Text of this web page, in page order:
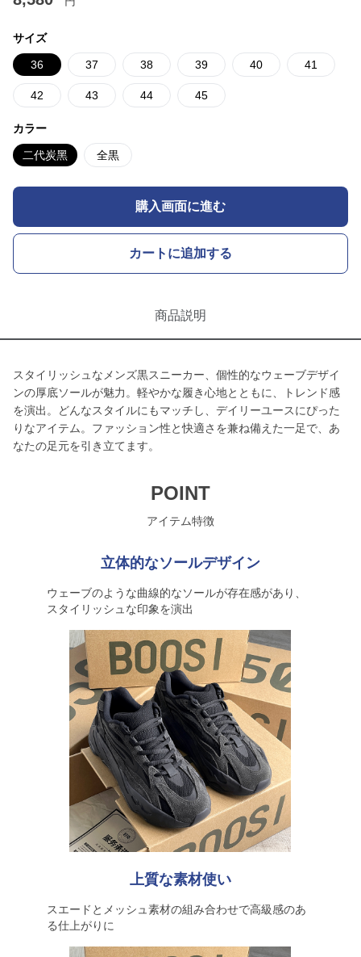
サイズ
36 37 38 39 40 41
42 43 44 45
カラー
二代炭黑 全黒
購入画面に進む
カートに追加する
商品説明
スタイリッシュなメンズ黒スニーカー、個性的なウェーブデザイ
ンの厚底ソールが魅力。軽やかな履き心地とともに、トレンド感
を演出。どんなスタイルにもマッチし、デイリーユースにぴった
りなアイテム。ファッション性と快適さを兼ね備えた一足で、あ
なたの足元を引き立てます。
POINT
アイテム特徴
立体的なソールデザイン
ウェーブのような曲線的なソールが存在感があり、
スタイリッシュな印象を演出
上質な素材使い
スエードとメッシュ素材の組み合わせで高級感のあ
る仕上がりに